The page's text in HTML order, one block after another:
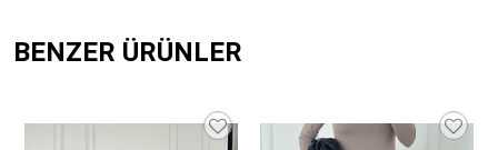
BENZER ÜRÜNLER